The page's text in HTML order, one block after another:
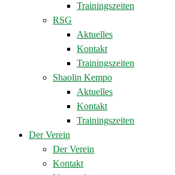
Trainingszeiten
RSG
Aktuelles
Kontakt
Trainingszeiten
Shaolin Kempo
Aktuelles
Kontakt
Trainingszeiten
Der Verein
Der Verein
Kontakt